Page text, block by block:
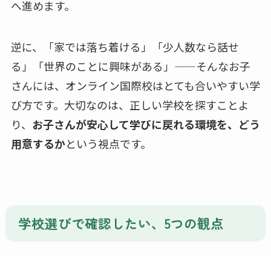
へ進めます。
逆に、「家では落ち着ける」「少人数なら話せ
る」「世界のことに興味がある」——そんなお子
さんには、オンライン国際校はとても合いやすい学
び方です。大切なのは、正しい学校を探すことよ
り、 お子さんが安心して学びに戻れる環境を、どう
用意するかという視点です。
学校選びで確認したい、5つの観点